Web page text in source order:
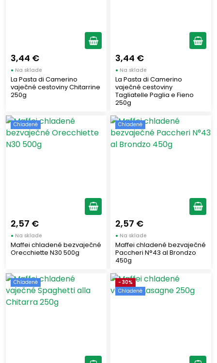
3,44 €
● Na sklade
La Pasta di Camerino
vaječné cestoviny Chitarrine
250g
3,44 €
● Na sklade
La Pasta di Camerino
vaječné cestoviny
Tagliatelle Paglia e Fieno
250g
Chladené
2,57 €
● Na sklade
Maffei chladené bezvaječné
Orecchiette N30 500g
Chladené
2,57 €
● Na sklade
Maffei chladené bezvaječné
Paccheri N°43 al Brondzo
450g
Chladené
- 30%
Chladené